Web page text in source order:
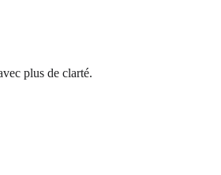
plus de clarté.